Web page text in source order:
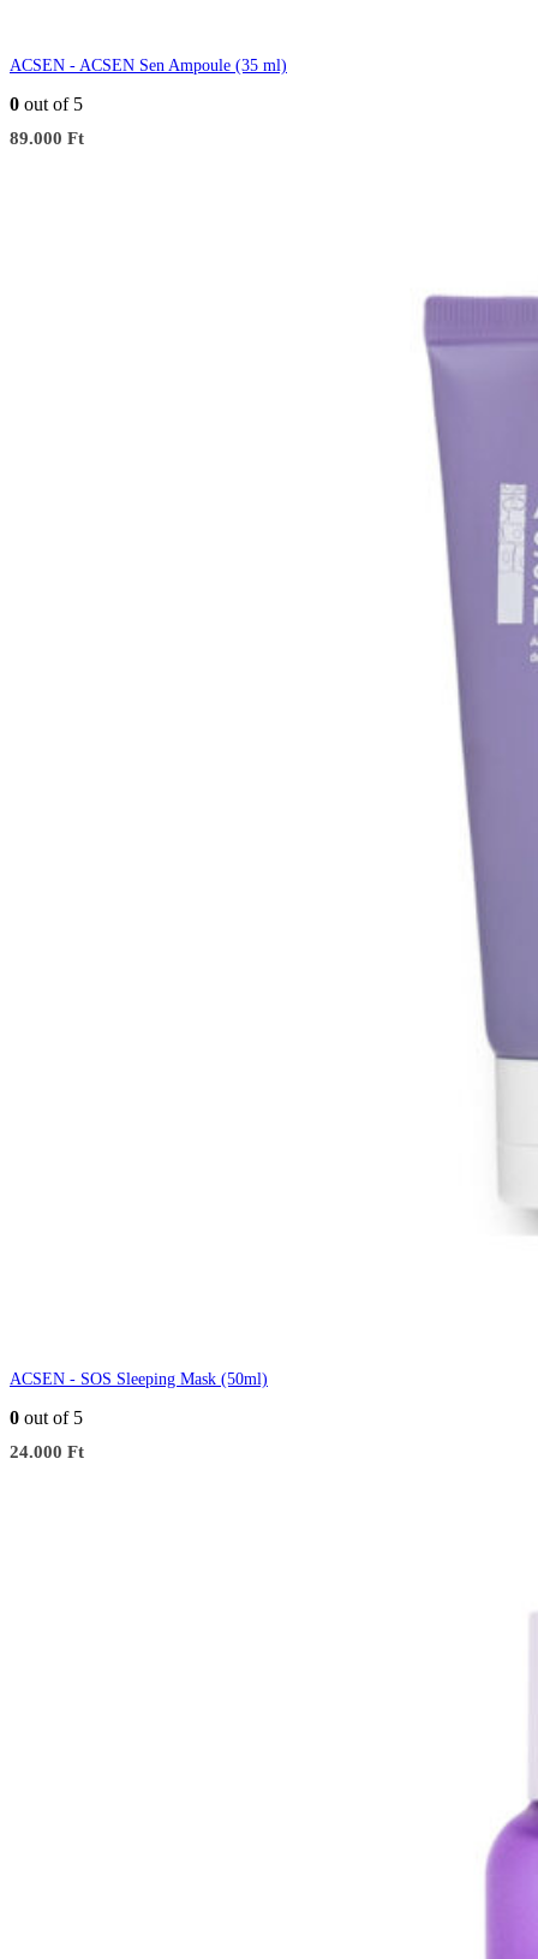
ACSEN - ACSEN Sen Ampoule (35 ml)
0 out of 5
89.000 Ft
ACSEN - SOS Sleeping Mask (50ml)
0 out of 5
24.000 Ft